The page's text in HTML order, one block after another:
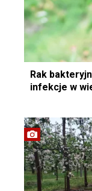
Rak
infekcje w